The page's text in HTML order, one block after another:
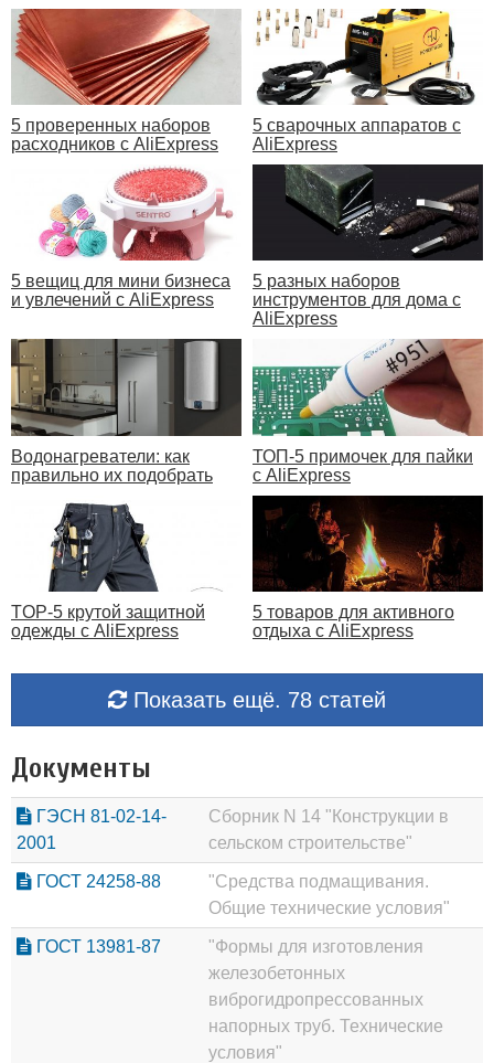
5 проверенных наборов
расходников с AliExpress
5 сварочных аппаратов с
AliExpress
5 вещиц для мини бизнеса
и увлечений с AliExpress
5 разных наборов
инструментов для дома с
AliExpress
Водонагреватели: как
правильно их подобрать
ТОП-5 примочек для пайки
с AliExpress
TOP-5 крутой защитной
одежды с AliExpress
5 товаров для активного
отдыха с AliExpress
Показать ещё. 78 статей
Документы
ГЭСН 81-02-14-
2001
Сборник N 14 "Конструкции в
сельском строительстве"
ГОСТ 24258-88
"Средства подмащивания.
Общие технические условия"
ГОСТ 13981-87
"Формы для изготовления
железобетонных
виброгидропрессованных
напорных труб. Технические
условия"